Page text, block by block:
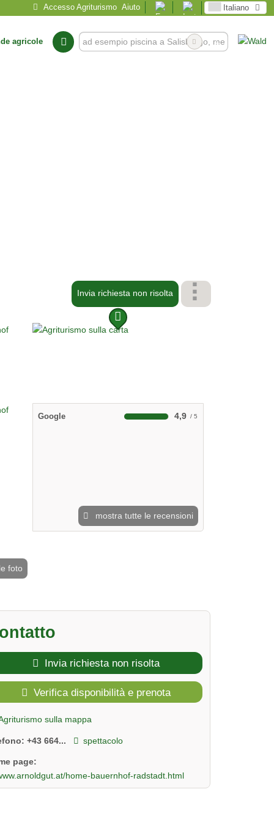
Accesso Agriturismo Aiuto Italiano
agricole
Invia richiesta non risolta
foto
Google 4,9
mostra tutte le recensioni
Invia richiesta non risolta
Verifica disponibilità e prenota
sulla mappa
+43 664... spettacolo
page:
home-bauernhof-radstadt.html